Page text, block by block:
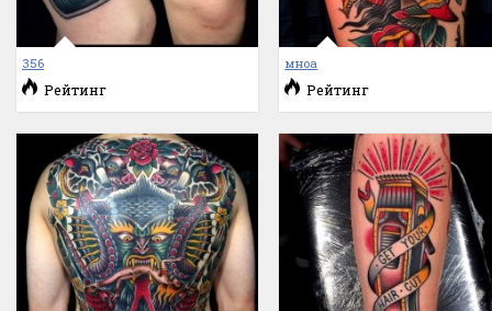
356
Рейтинг
мноа
Рейтинг